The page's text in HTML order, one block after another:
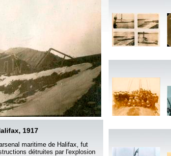
1917
maritime de Halifax, fut
détruites par l'explosion